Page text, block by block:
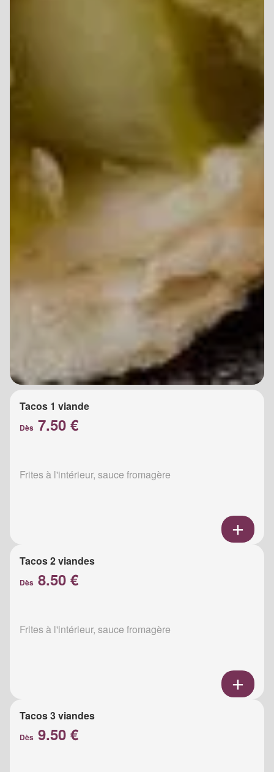
Tacos 1 viande
Dès 7.50 €
Frites à l'intérieur, sauce fromagère
Tacos 2 viandes
Dès 8.50 €
Frites à l'intérieur, sauce fromagère
Tacos 3 viandes
Dès 9.50 €